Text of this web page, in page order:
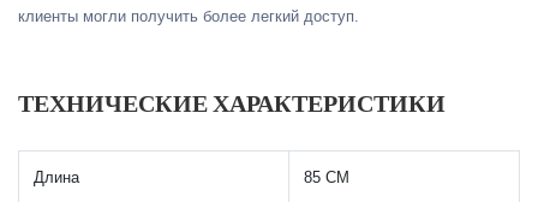
клиенты могли получить более легкий доступ.
ТЕХНИЧЕСКИЕ ХАРАКТЕРИСТИКИ
Длина 85 CM